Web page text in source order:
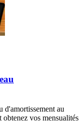
d'amortissement au
vos mensualités